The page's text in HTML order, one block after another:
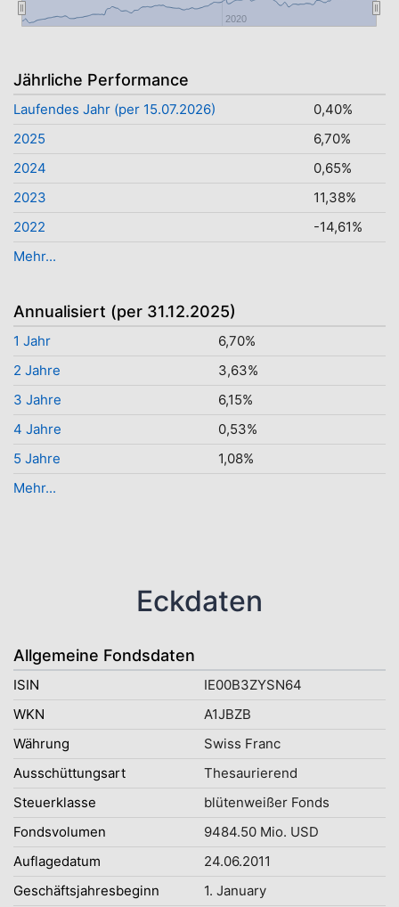
2020
Jährliche Performance
Laufendes Jahr (per 15.07.2026)
0,40%
2025
6,70%
2024
0,65%
2023
11,38%
2022
-14,61%
Mehr...
Annualisiert (per 31.12.2025)
1 Jahr
6,70%
2 Jahre
3,63%
3 Jahre
6,15%
4 Jahre
0,53%
5 Jahre
1,08%
Mehr...
Eckdaten
Allgemeine Fondsdaten
ISIN
IE00B3ZYSN64
WKN
A1JBZB
Währung
Swiss Franc
Ausschüttungsart
Thesaurierend
Steuerklasse
blütenweißer Fonds
Fondsvolumen
9484.50 Mio. USD
Auflagedatum
24.06.2011
Geschäftsjahresbeginn
1. January